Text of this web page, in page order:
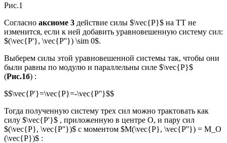
Рис.1
Согласно аксиоме 3 действие силы $\vec{P}$ на ТТ не
изменится, если к ней добавить уравновешенную систему сил:
$(\vec{P'}, \vec{P''}) \sim 0$.
Выберем силы этой уравновешенной системы так, чтобы они
были равны по модулю и параллельны силе $\vec{P}$
(Рис.1б) :
$$\vec{P'}=\vec{P}=-\vec{P''}$$
Тогда полученную систему трех сил можно трактовать как
силу $\vec{P'}$ , приложенную в центре О, и пару сил
$(\vec{P}, \vec{P''})$ с моментом $М(\vec{P}, \vec{P''}) = М_О
(\vec{P})$ :